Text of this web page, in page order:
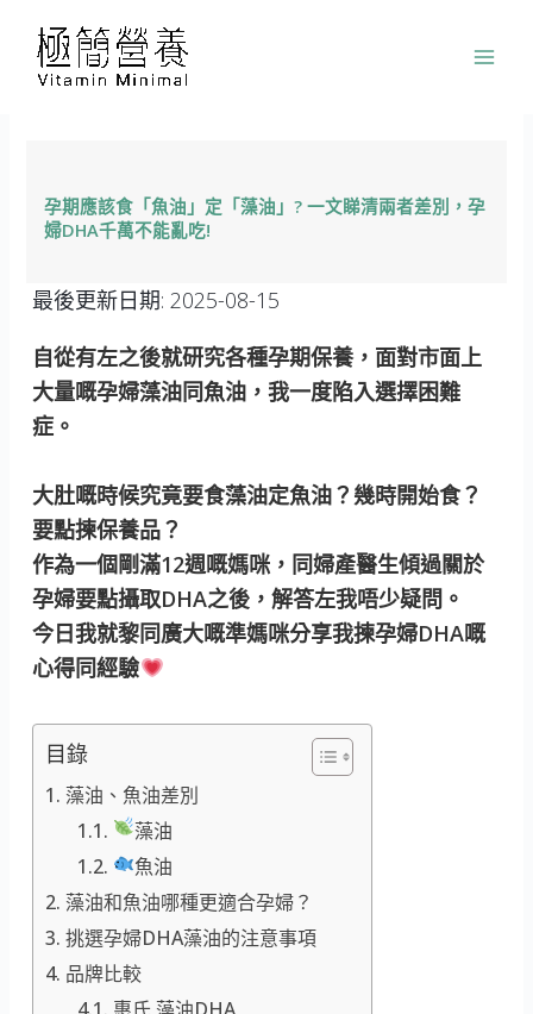
孕期應該食「魚油」定「藻油」? 一文睇清兩者差別，孕
婦DHA千萬不能亂吃!
最後更新日期: 2025-08-15
自從有左之後就研究各種孕期保養，面對市面上
大量嘅孕婦藻油同魚油，我一度陷入選擇困難
症。
大肚嘅時候究竟要食藻油定魚油？幾時開始食？
要點揀保養品？
作為一個剛滿12週嘅媽咪，同婦產醫生傾過關於
孕婦要點攝取DHA之後，解答左我唔少疑問。
今日我就黎同廣大嘅準媽咪分享我揀孕婦DHA嘅
心得同經驗
目錄
藻油、魚油差別
藻油
魚油
藻油和魚油哪種更適合孕婦？
挑選孕婦DHA藻油的注意事項
品牌比較
惠氏 藻油DHA